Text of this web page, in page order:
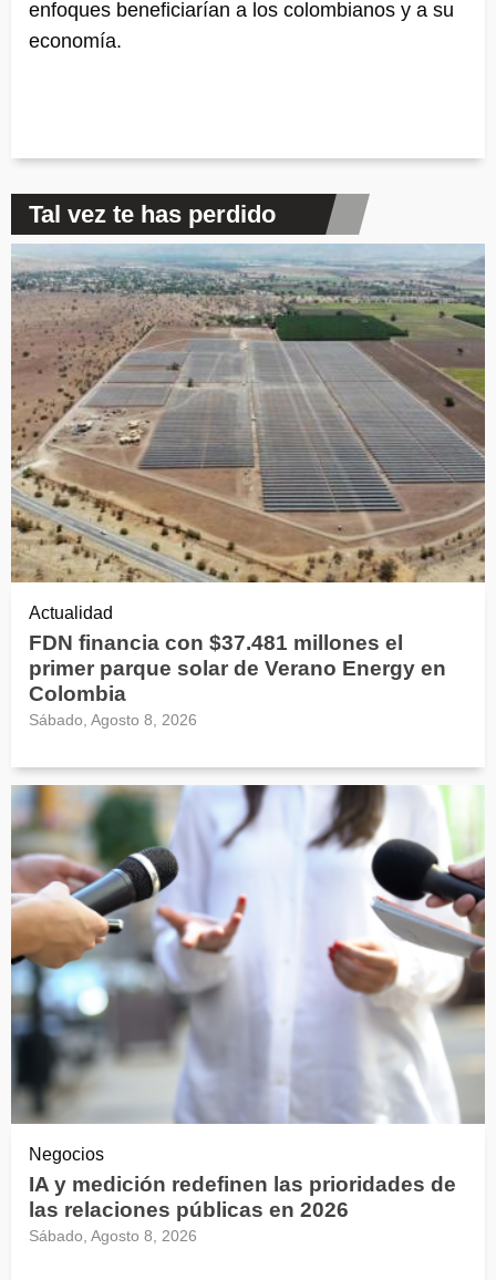
enfoques beneficiarían a los colombianos y a su
economía.
Tal vez te has perdido
Actualidad
FDN financia con $37.481 millones el
primer parque solar de Verano Energy en
Colombia
Sábado, Agosto 8, 2026
Negocios
IA y medición redefinen las prioridades de
las relaciones públicas en 2026
Sábado, Agosto 8, 2026